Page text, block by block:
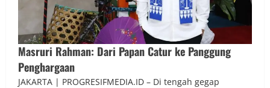
Masruri Rahman: Dari Papan Catur ke Panggung
Penghargaan
JAKARTA | PROGRESIFMEDIA.ID – Di tengah gegap